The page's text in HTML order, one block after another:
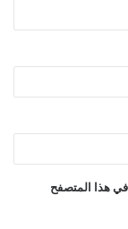
في هذا المتصفح